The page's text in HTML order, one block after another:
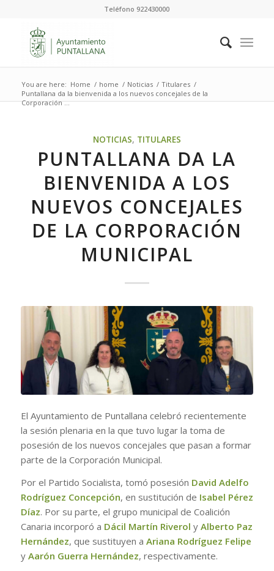
Teléfono 922430000
You are here: Home / home / Noticias / Titulares /
Puntallana da la bienvenida a los nuevos concejales de la
Corporación ...
NOTICIAS, TITULARES
PUNTALLANA DA LA
BIENVENIDA A LOS
NUEVOS CONCEJALES
DE LA CORPORACIÓN
MUNICIPAL
El Ayuntamiento de Puntallana celebró recientemente
la sesión plenaria en la que tuvo lugar la toma de
posesión de los nuevos concejales que pasan a formar
parte de la Corporación Municipal.
Por el Partido Socialista, tomó posesión David Adelfo
Rodríguez Concepción, en sustitución de Isabel Pérez
Díaz. Por su parte, el grupo municipal de Coalición
Canaria incorporó a Dácil Martín Riverol y Alberto Paz
Hernández, que sustituyen a Ariana Rodríguez Felipe
y Aarón Guerra Hernández, respectivamente.